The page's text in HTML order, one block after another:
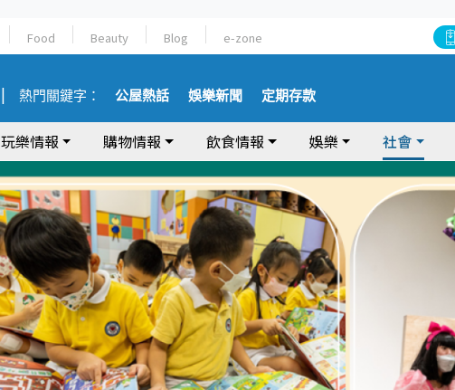
Food Beauty Blog e-zone
熱門關鍵字： 公屋熱話 娛樂新聞 定期存款
玩樂情報 購物情報 飲食情報 娛樂 社會